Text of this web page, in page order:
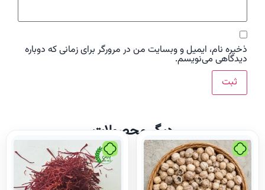
ذخیره نام، ایمیل و وبسایت من در مرورگر برای زمانی که دوباره
دیدگاهی می‌نویسم.
دیگر محصولات